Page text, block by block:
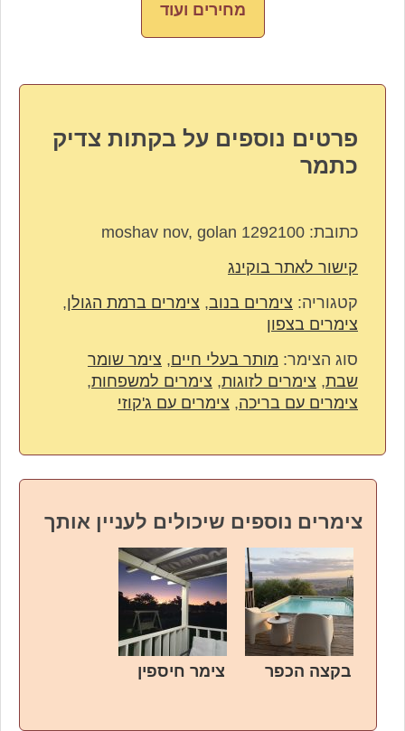
מחירים ועוד
פרטים נוספים על בקתות צדיק
כתמר
כתובת: moshav nov, golan 1292100
קישור לאתר בוקינג
קטגוריה: צימרים בנוב, צימרים ברמת הגולן,
צימרים בצפון
סוג הצימר: מותר בעלי חיים, צימר שומר
שבת, צימרים לזוגות, צימרים למשפחות,
צימרים עם בריכה, צימרים עם ג'קוזי
צימרים נוספים שיכולים לעניין אותך
בקצה הכפר צימר חיספין